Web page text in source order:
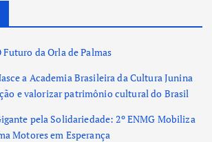
Futuro da Orla de Palmas
a Academia Brasileira da Cultura Junina
e valorizar patrimônio cultural do Brasil
pela Solidariedade: 2º ENMG Mobiliza
Motores em Esperança